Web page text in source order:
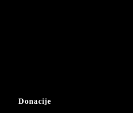
Donacije